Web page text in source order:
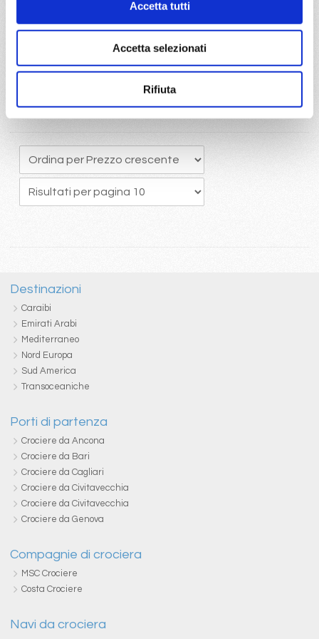
Accetta tutti
Accetta selezionati
Rifiuta
che comprende una ottima selezione di bevande alcoliche e
analcoliche calde e fredde
Destinazioni
Caraibi
Emirati Arabi
Mediterraneo
Nord Europa
Sud America
Transoceaniche
Porti di partenza
Crociere da Ancona
Crociere da Bari
Crociere da Cagliari
Crociere da Civitavecchia
Crociere da Civitavecchia
Crociere da Genova
Compagnie di crociera
MSC Crociere
Costa Crociere
Navi da crociera